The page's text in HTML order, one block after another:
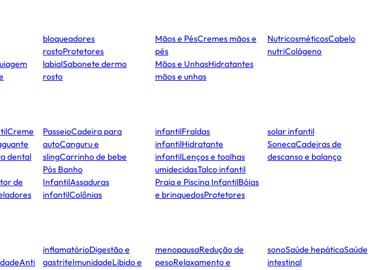
bloqueadores
rostoProtetores
labialSabonete dermo
rosto
Mãos e PésCremes mãos e
pés
Mãos e UnhasHidratantes
mãos e unhas
NutricosméticosCabelo
nutriColágeno
Creme
dental
de
PasseioCadeira para
autoCanguru e
slingCarrinho de bebe
Pós Banho
InfantilAssaduras
infantilColônias
infantilFraldas
infantilHidratante
infantilLenços e toalhas
umidecidasTalco infantil
Praia e Piscina InfantilBóias
e brinquedosProtetores
solar infantil
SonecaCadeiras de
descanso e balanço
Anti
inflamatórioDigestão e
gastriteImunidadeLibido e
menopausaRedução de
pesoRelaxamento e
sonoSaúde hepáticaSaúde
intestinal